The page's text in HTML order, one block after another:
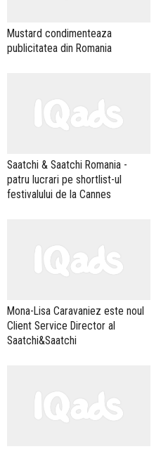
Mustard condimenteaza
publicitatea din Romania
Saatchi & Saatchi Romania -
patru lucrari pe shortlist-ul
festivalului de la Cannes
Mona-Lisa Caravaniez este noul
Client Service Director al
Saatchi&Saatchi